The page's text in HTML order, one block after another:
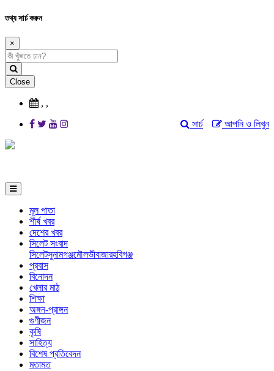
তথ্য সার্চ করুন
×
Close
, ,
আপনি ও লিখুন
সার্চ
মূল পাতা
শীর্ষ খবর
দেশের খবর
সিলেট সংবাদ
সিলেটসুনামগঞ্জমৌলভীবাজারহবিগঞ্জ
প্রবাস
বিনোদন
খেলার মাঠ
শিক্ষা
অঙ্গন-প্রাঙ্গন
গুণীজন
কৃষি
সাহিত্য
বিশেষ প্রতিবেদন
মতামত